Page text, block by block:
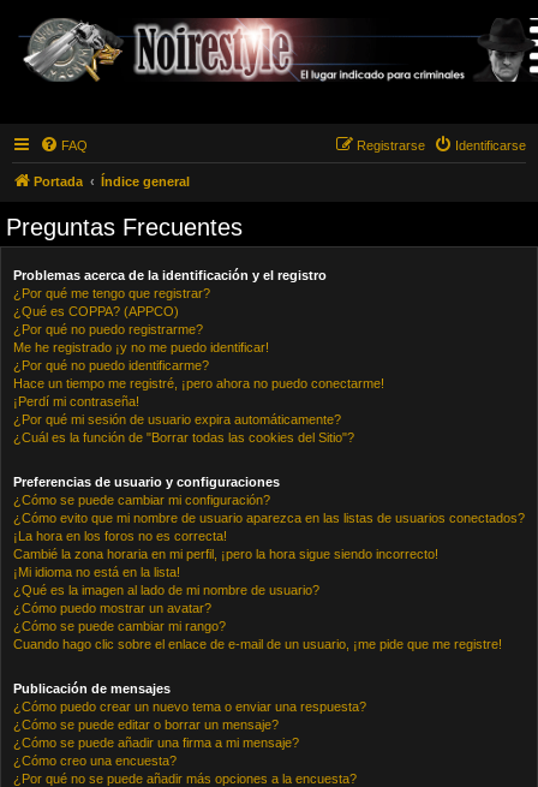
FAQ Identificarse
Registrarse
Portada Índice general
Preguntas Frecuentes
Problemas acerca de la identificación y el registro
¿Por qué me tengo que registrar?
¿Qué es COPPA? (APPCO)
¿Por qué no puedo registrarme?
Me he registrado ¡y no me puedo identificar!
¿Por qué no puedo identificarme?
Hace un tiempo me registré, ¡pero ahora no puedo conectarme!
¡Perdí mi contraseña!
¿Por qué mi sesión de usuario expira automáticamente?
¿Cuál es la función de "Borrar todas las cookies del Sitio"?
Preferencias de usuario y configuraciones
¿Cómo se puede cambiar mi configuración?
¿Cómo evito que mi nombre de usuario aparezca en las listas de usuarios conectados?
¡La hora en los foros no es correcta!
Cambié la zona horaria en mi perfil, ¡pero la hora sigue siendo incorrecto!
¡Mi idioma no está en la lista!
¿Qué es la imagen al lado de mi nombre de usuario?
¿Cómo puedo mostrar un avatar?
¿Cómo se puede cambiar mi rango?
Cuando hago clic sobre el enlace de e-mail de un usuario, ¡me pide que me registre!
Publicación de mensajes
¿Cómo puedo crear un nuevo tema o enviar una respuesta?
¿Cómo se puede editar o borrar un mensaje?
¿Cómo se puede añadir una firma a mi mensaje?
¿Cómo creo una encuesta?
¿Por qué no se puede añadir más opciones a la encuesta?